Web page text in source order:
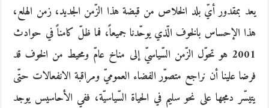
يعد بمقدور أيّ بلد الخلاص من قبضة هذا الزّمن الجديد، زمن الهلع،
هذا الإحساس بالخوف الّذي يوحّدنا جميعاً، فما ظلّ كامناً في حوادث
2001 هو تحوّل الزّمن السّياسيّ إلى مناخ عامّ ومحيط من الخوف قد
فرضا علينا أن نراجع متصوّر الفضاء العموميّ ومراقبة الانفعالات حتّى
يتيسّر دمجها على نحو سليم في الحياة السّياسيّة، ففي الأحاسيس يوجد